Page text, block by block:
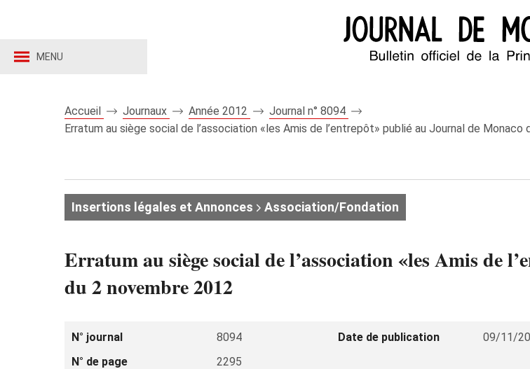
MENU
Accueil Journaux Année 2012
Journal n° 8094
Erratum au siège social de l’association «les Amis de l’entrepôt» publié au Journal de Monaco
Insertions légales et Annonces Association/Fondation
Erratum au siège social de l’association «les Amis de
du 2 novembre 2012
N° journal 8094 Date de publication 09/11/
N° de page
2295